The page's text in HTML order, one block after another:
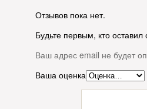
Отзывов пока нет.
Будьте первым, кто
Ваш адрес email не будет
Ваша оценка